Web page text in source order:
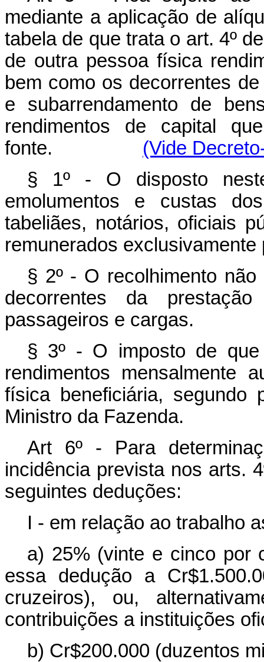
mediante a aplicação de
tabela de que trata o art. 4º
de outra pessoa física
bem como os decorrentes
e subarrendamento de
rendimentos de capital
fonte. (Vide
§ 1º - O disposto
emolumentos e custas
tabeliães, notários, oficiais
remunerados
§ 2º - O recolhimento
decorrentes da
passageiros e cargas.
§ 3º - O imposto de
rendimentos mensalmente
física beneficiária, segundo
Ministro da Fazenda.
Art 6º - Para
incidência prevista nos arts.
seguintes deduções:
I - em relação ao trabalho
a) 25% (vinte e cinco por
essa dedução a
cruzeiros), ou,
contribuições a instituições
b) Cr$200.000 (duzentos